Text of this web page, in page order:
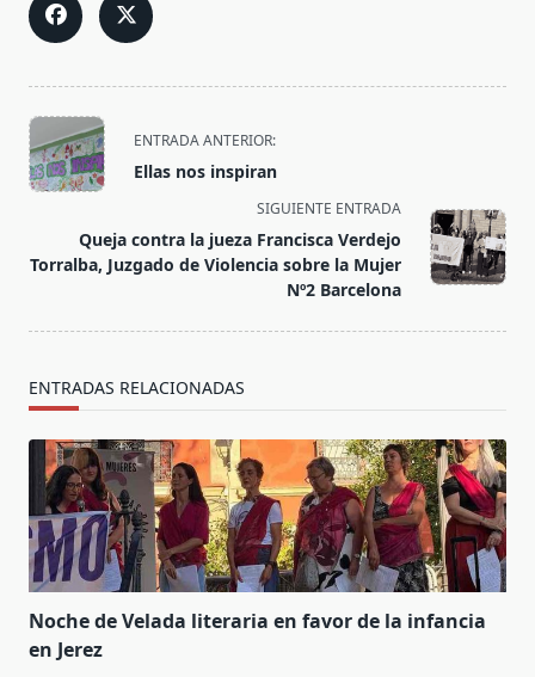
<span
class="nav-
subtitle
reader-
text">Página</span>
ENTRADA ANTERIOR:
Ellas nos inspiran
SIGUIENTE ENTRADA
Queja contra la jueza Francisca Verdejo
Torralba, Juzgado de Violencia sobre la Mujer
Nº2 Barcelona
ENTRADAS RELACIONADAS
Noche de Velada literaria en favor de la infancia
en Jerez